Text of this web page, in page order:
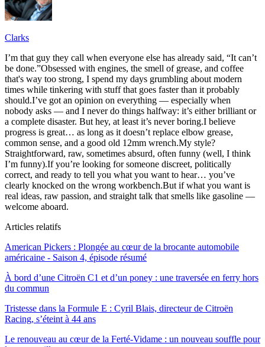
Clarks
I’m that guy they call when everyone else has already said, “It can’t
be done.”Obsessed with engines, the smell of grease, and coffee
that's way too strong, I spend my days grumbling about modern
times while tinkering with stuff that goes faster than it probably
should.I’ve got an opinion on everything — especially when
nobody asks — and I never do things halfway: it’s either brilliant or
a complete disaster. But hey, at least it’s never boring.I believe
progress is great… as long as it doesn’t replace elbow grease,
common sense, and a good old 12mm wrench.My style?
Straightforward, raw, sometimes absurd, often funny (well, I think
I’m funny).If you’re looking for someone discreet, politically
correct, and ready to tell you what you want to hear… you’ve
clearly knocked on the wrong workbench.But if what you want is
real ideas, raw passion, and straight talk that smells like gasoline —
welcome aboard.
Articles relatifs
American Pickers : Plongée au cœur de la brocante automobile
américaine - Saison 4, épisode résumé
À bord d’une Citroën C1 et d’un poney : une traversée en ferry hors
du commun
Tristesse dans la Formule E : Cyril Blais, directeur de Citroën
Racing, s’éteint à 44 ans
Le renouveau au cœur de la Ferté-Vidame : un nouveau souffle pour